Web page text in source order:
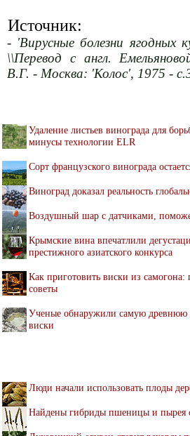
Источник:
- 'Вирусные болезни ягодных
\\Перевод с англ.
В.Г. - Москва: 'Колос', 1975 -
Удаление листьев винограда для
минусы технологии ELR
Сорт французского винограда
Виноград доказал реальность
Воздушный шар с датчиками,
Крымские вина впечатлили
престижного азиатского конкурса
Как приготовить виски из
советы
Ученые обнаружили самую древнюю
виски
Люди начали использовать плоды
Найдены гибриды пшеницы и пырея